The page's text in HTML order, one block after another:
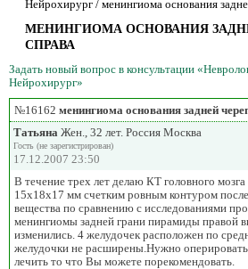
Нейрохирург / менингиома основания
МЕНИНГИОМА ОСНОВАНИЯ
СПРАВА
Задать новый вопрос в консультации
Нейрохирург»
№16162 менингиома основания задней
Татьяна Жен., 32 лет. Россия Москва
Гость (не зарегистрирован)
17.12.2007 23:50
В течение трех лет делаю КТ головного
15х18х17 мм счетким ровным контуром после
вещества по сравнению с исследованиями
менингиомы задней грани пирамиды правой
изменились. 4 желудочек расположен по
желудочки не расширены.Нужно
лечить то что Вы можете порекомендовать.